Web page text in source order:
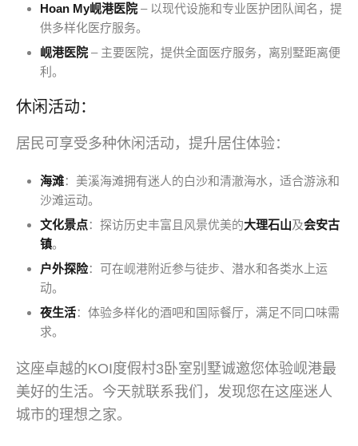
Hoan My岘港医院 – 以现代设施和专业医护团队闻名，提
供多样化医疗服务。
岘港医院 – 主要医院，提供全面医疗服务，离别墅距离便
利。
休闲活动：
居民可享受多种休闲活动，提升居住体验：
海滩：美溪海滩拥有迷人的白沙和清澈海水，适合游泳和
沙滩运动。
文化景点：探访历史丰富且风景优美的大理石山及会安古
镇。
户外探险：可在岘港附近参与徒步、潜水和各类水上运
动。
夜生活：体验多样化的酒吧和国际餐厅，满足不同口味需
求。
这座卓越的KOI度假村3卧室别墅诚邀您体验岘港最
美好的生活。今天就联系我们，发现您在这座迷人
城市的理想之家。